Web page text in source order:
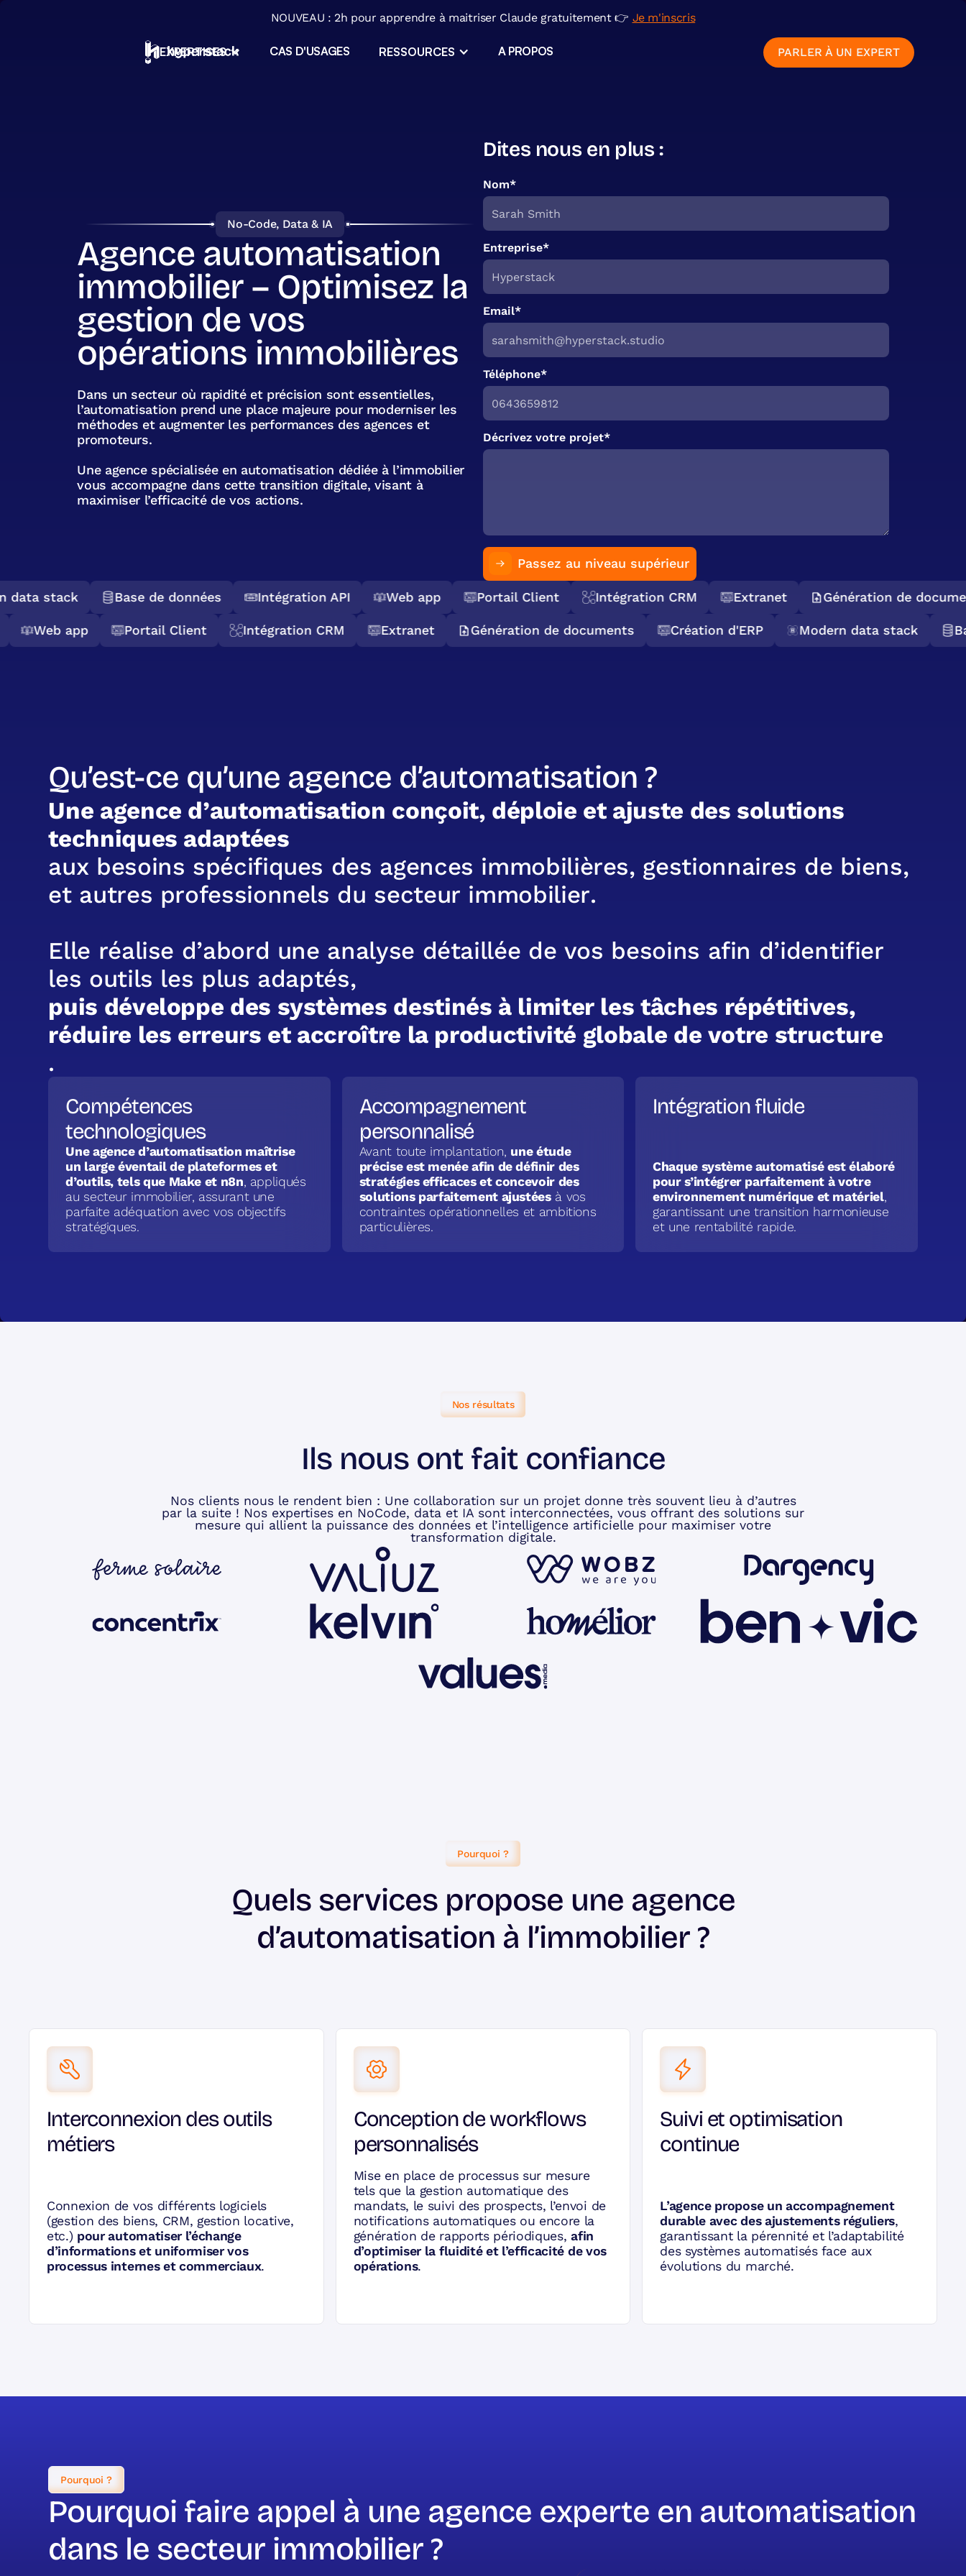
NOUVEAU : 2h pour apprendre à maitriser Claude gratuitement 👉 Je m'inscris
EXPERTISES
Transition IA & Conseil
Conseil, diagnostic et formation pour réussir
votre transition vers l'IA
Applications métiers
Migration Excel
CAS D'USAGES RESSOURCES A PROPOS PARLER À UN EXPERT
No-Code, Data & IA
Agence automatisation
immobilier – Optimisez la
gestion de vos
opérations immobilières
Dans un secteur où rapidité et précision sont essentielles,
l’automatisation prend une place majeure pour moderniser les
méthodes et augmenter les performances des agences et
promoteurs.
Une agence spécialisée en automatisation dédiée à l’immobilier
vous accompagne dans cette transition digitale, visant à
maximiser l’efficacité de vos actions.
Dites nous en plus :
Nom*
Entreprise*
Email*
Téléphone*
Décrivez votre projet*
Passez au niveau supérieur
stack Base de données Intégration API Web app Portail Client Intégration CRM Extranet Génération de
Web app Portail Client Intégration CRM Extranet Génération de documents Création d'ERP Modern data stack
Qu’est-ce qu’une agence d’automatisation ?
Une agence d’automatisation conçoit, déploie et ajuste des solutions
techniques adaptées
aux besoins spécifiques des agences immobilières, gestionnaires de biens,
et autres professionnels du secteur immobilier.
Elle réalise d’abord une analyse détaillée de vos besoins afin d’identifier
les outils les plus adaptés,
puis développe des systèmes destinés à limiter les tâches répétitives,
réduire les erreurs et accroître la productivité globale de votre structure
.
Compétences
technologiques
Une agence d’automatisation maîtrise
un large éventail de plateformes et
d’outils, tels que Make et n8n, appliqués
au secteur immobilier, assurant une
parfaite adéquation avec vos objectifs
stratégiques.
Accompagnement
personnalisé
Avant toute implantation, une étude
précise est menée afin de définir des
stratégies efficaces et concevoir des
solutions parfaitement ajustéesà vos
contraintes opérationnelles et ambitions
particulières.
Intégration fluide
Chaque système automatisé est élaboré
pour s’intégrer parfaitement à votre
environnement numérique et matériel,
garantissant une transition harmonieuse
et une rentabilité rapide.
Nos résultats
Ils nous ont fait confiance
Nos clients nous le rendent bien : Une collaboration sur un projet donne très souvent lieu à d’autres
par la suite ! Nos expertises en NoCode, data et IA sont interconnectées, vous offrant des solutions sur
mesure qui allient la puissance des données et l’intelligence artificielle pour maximiser votre
transformation digitale.
Pourquoi ?
Quels services propose une agence
d’automatisation à l’immobilier ?
Interconnexion des outils
métiers
Connexion de vos différents logiciels
(gestion des biens, CRM, gestion locative,
etc.) pour automatiser l’échange
d’informations et uniformiser vos
processus internes et commerciaux.
Conception de workflows
personnalisés
Mise en place de processus sur mesure
tels que la gestion automatique des
mandats, le suivi des prospects, l’envoi de
notifications automatiques ou encore la
génération de rapports périodiques,afin
d’optimiser la fluidité et l’efficacité de vos
opérations.
Suivi et optimisation
continue
L’agence propose un accompagnement
durable avec des ajustements réguliers,
garantissant la pérennité et l’adaptabilité
des systèmes automatisés face aux
évolutions du marché.
Pourquoi ?
Pourquoi faire appel à une agence experte en automatisation
dans le secteur immobilier ?